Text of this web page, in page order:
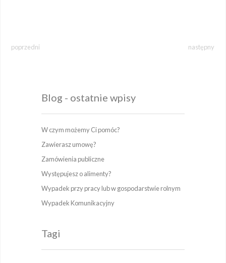
poprzedni następny
Blog - ostatnie wpisy
W czym możemy Ci pomóc?
Zawierasz umowę?
Zamówienia publiczne
Występujesz o alimenty?
Wypadek przy pracy lub w gospodarstwie rolnym
Wypadek Komunikacyjny
Tagi